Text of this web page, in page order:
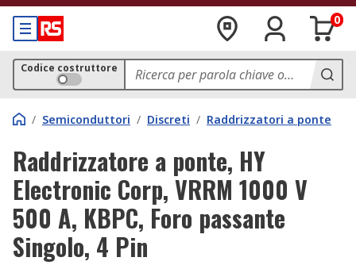
0
Codice costruttore
/ Semiconduttori / Discreti / Raddrizzatori a ponte
Raddrizzatore a ponte, HY
Electronic Corp, VRRM 1000 V
500 A, KBPC, Foro passante
Singolo, 4 Pin